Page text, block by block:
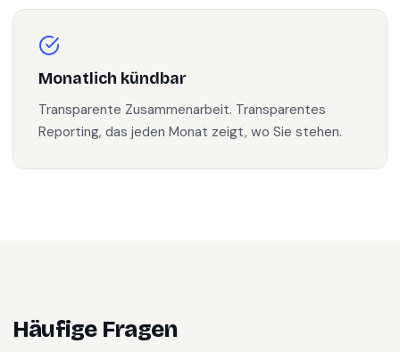
Monatlich kündbar
Transparente Zusammenarbeit. Transparentes
Reporting, das jeden Monat zeigt, wo Sie stehen.
Häufige Fragen